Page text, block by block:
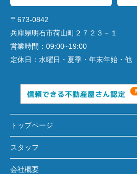
〒673-0842
兵庫県明石市荷山町２７２３－１
営業時間： 09:00~19:00
定休日： 水曜日・夏季・年末年始・他
トップページ
スタッフ
会社概要